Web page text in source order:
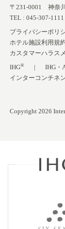
〒231-0001 神奈
TEL : 045-307-
プライバシーポリ
ホテル施設利用規
カスタマーハラス
IHG®
IHG・
インターコンチネ
Copyright 2026